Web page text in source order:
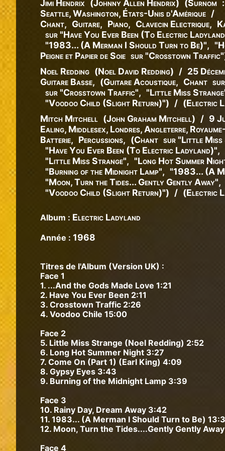
Jimi Hendrix (JohnnyAllen Hendrix) (Surnom :
Seattle, Washington, États-Unis d'Amérique /
Chant, Guitare, Piano, Clavecin Electrique,
sur "Have You Ever Been (To Electric
"1983... (A Merman I Should Turn to Be)",
Peigne et Papier de Soie sur "Crosstown Traffic"
Noel Redding (Noel David Redding) / 25
Guitare Basse, (Guitare Acoustique, Chant
sur "Crosstown Traffic", "Little Miss
"Voodoo Child (Slight Return)") / (Electric
Mitch Mitchell (John Graham Mitchell) / 9
Ealing, Middlesex, Londres, Angleterre,
Batterie, Percussions, (Chant sur "Little Miss
"Have You Ever Been (To Electric Ladyland)",
"Little Miss Strange", "Long Hot Summer
"Burning of the Midnight Lamp", "1983... (A
"Moon, Turn the Tides... Gently Gently Away",
"Voodoo Child (Slight Return)") / (Electric
Album : Electric Ladyland
Année : 1968
Titres de l'Album (Version UK) :
Face 1
1. ...And the Gods Made Love 1:21
2. Have You Ever Been 2:11
3. Crosstown Traffic 2:26
4. Voodoo Chile 15:00
Face 2
5. Little Miss Strange (Noel Redding) 2:52
6. Long Hot Summer Night 3:27
7. Come On (Part 1) (Earl King) 4:09
8. Gypsy Eyes 3:43
9. Burning of the Midnight Lamp 3:39
Face 3
10. Rainy Day, Dream Away 3:42
11. 1983... (A Merman I Should Turn to Be)
12. Moon, Turn the Tides....Gently Gently
Face 4